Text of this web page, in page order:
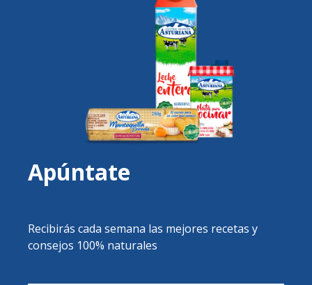
Apúntate
Recibirás cada semana las mejores recetas y
consejos 100% naturales